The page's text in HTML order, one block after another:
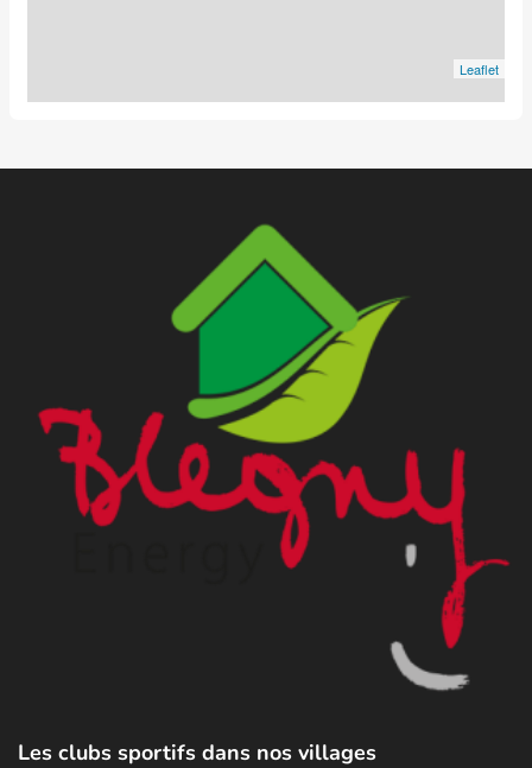
Leaflet
Les clubs sportifs dans nos villages